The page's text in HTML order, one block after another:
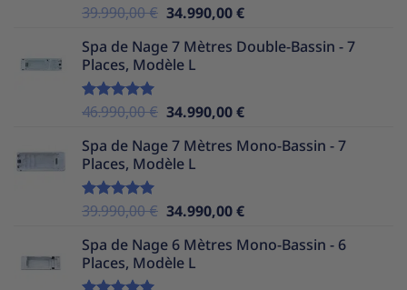
Note5.00
39.990,00€ Le
initial
était :
34.990,00€Le
actuel
Spa de Nage 7 Mètres Double-Bassin - 7
Places, Modèle L
Note5.00
46.990,00€ Le
initial
était :
34.990,00€Le
actuel
Spa de Nage 7 Mètres Mono-Bassin - 7
Places, Modèle L
Note5.00
39.990,00€ Le
initial
était :
34.990,00€Le
actuel
Spa de Nage 6 Mètres Mono-Bassin - 6
Places, Modèle L